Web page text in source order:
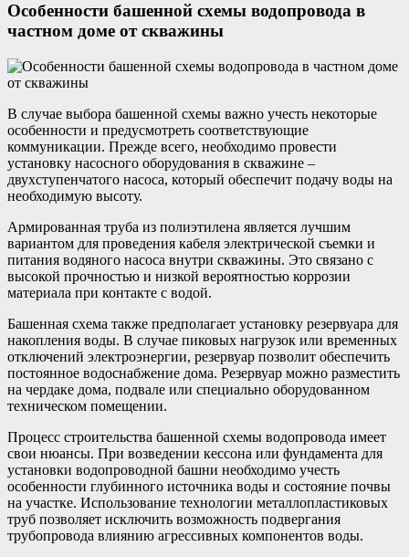
Особенности башенной схемы водопровода в
частном доме от скважины
В случае выбора башенной схемы важно учесть некоторые
особенности и предусмотреть соответствующие
коммуникации. Прежде всего, необходимо провести
установку насосного оборудования в скважине –
двухступенчатого насоса, который обеспечит подачу воды на
необходимую высоту.
Армированная труба из полиэтилена является лучшим
вариантом для проведения кабеля электрической съемки и
питания водяного насоса внутри скважины. Это связано с
высокой прочностью и низкой вероятностью коррозии
материала при контакте с водой.
Башенная схема также предполагает установку резервуара для
накопления воды. В случае пиковых нагрузок или временных
отключений электроэнергии, резервуар позволит обеспечить
постоянное водоснабжение дома. Резервуар можно разместить
на чердаке дома, подвале или специально оборудованном
техническом помещении.
Процесс строительства башенной схемы водопровода имеет
свои нюансы. При возведении кессона или фундамента для
установки водопроводной башни необходимо учесть
особенности глубинного источника воды и состояние почвы
на участке. Использование технологии металлопластиковых
труб позволяет исключить возможность подвергания
трубопровода влиянию агрессивных компонентов воды.